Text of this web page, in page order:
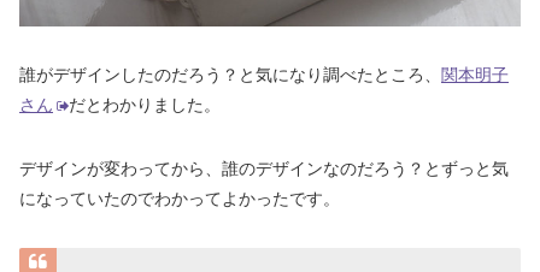
誰がデザインしたのだろう？と気になり調べたところ、 関本明子
さん
だとわかりました。
デザインが変わってから、誰のデザインなのだろう？とずっと気
になっていたのでわかってよかったです。